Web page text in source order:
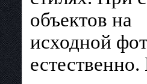
объектов на
исходной